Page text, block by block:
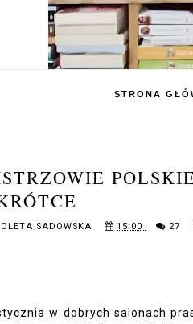
STRONA
SADOWSKA 15:00 27
w dobrych salonach